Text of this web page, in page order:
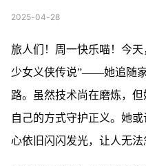
2025-04-28
旅人们！周一快乐喵！今
少女义侠传说”——她追随
路。虽然技术尚在磨炼，
自己的方式守护正义。她
心依旧闪闪发光，让人无法